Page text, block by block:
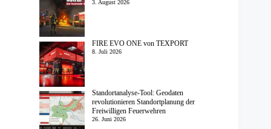
3. August 2026
FIRE EVO ONE von TEXPORT
8. Juli 2026
Standortanalyse-Tool: Geodaten
revolutionieren Standortplanung der
Freiwilligen Feuerwehren
26. Juni 2026